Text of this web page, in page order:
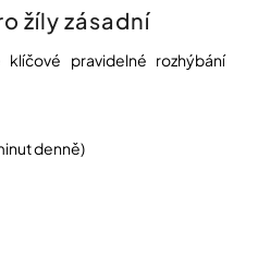
žíly zásadní
pravidelné rozhýbání
denně)